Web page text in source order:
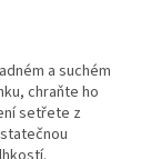
a suchém
chraňte ho
setřete z